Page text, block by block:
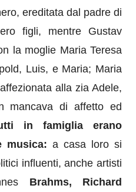
ereditata dal padre di
figli, mentre Gustav
la moglie Maria Teresa
Luis, e Maria; Maria
alla zia Adele,
mancava di affetto ed
in famiglia erano
musica: a casa loro si
influenti, anche artisti
Brahms, Richard